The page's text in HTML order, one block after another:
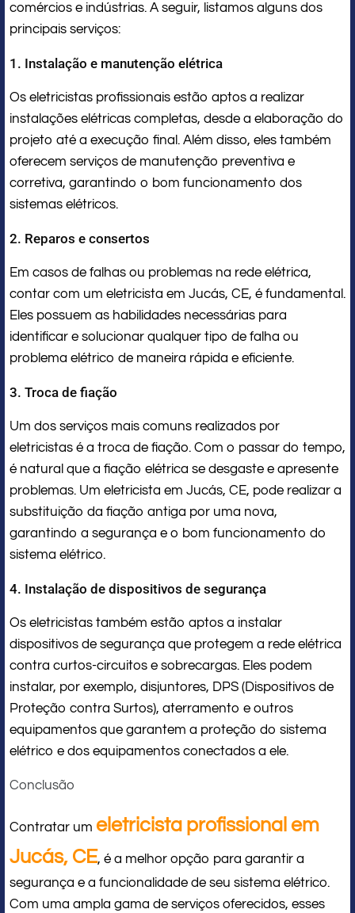
comércios e indústrias. A seguir, listamos alguns dos
principais serviços:
1. Instalação e manutenção elétrica
Os eletricistas profissionais estão aptos a realizar
instalações elétricas completas, desde a elaboração do
projeto até a execução final. Além disso, eles também
oferecem serviços de manutenção preventiva e
corretiva, garantindo o bom funcionamento dos
sistemas elétricos.
2. Reparos e consertos
Em casos de falhas ou problemas na rede elétrica,
contar com um eletricista em Jucás, CE, é fundamental.
Eles possuem as habilidades necessárias para
identificar e solucionar qualquer tipo de falha ou
problema elétrico de maneira rápida e eficiente.
3. Troca de fiação
Um dos serviços mais comuns realizados por
eletricistas é a troca de fiação. Com o passar do tempo,
é natural que a fiação elétrica se desgaste e apresente
problemas. Um eletricista em Jucás, CE, pode realizar a
substituição da fiação antiga por uma nova,
garantindo a segurança e o bom funcionamento do
sistema elétrico.
4. Instalação de dispositivos de segurança
Os eletricistas também estão aptos a instalar
dispositivos de segurança que protegem a rede elétrica
contra curtos-circuitos e sobrecargas. Eles podem
instalar, por exemplo, disjuntores, DPS (Dispositivos de
Proteção contra Surtos), aterramento e outros
equipamentos que garantem a proteção do sistema
elétrico e dos equipamentos conectados a ele.
Conclusão
Contratar um eletricista profissional em
Jucás, CE, é a melhor opção para garantir a
segurança e a funcionalidade de seu sistema elétrico.
Com uma ampla gama de serviços oferecidos, esses